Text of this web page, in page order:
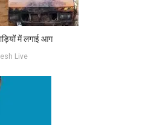
में लगाई आग
Live